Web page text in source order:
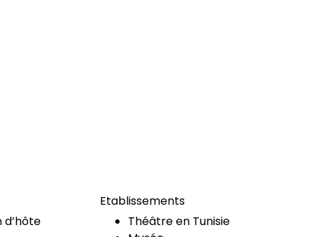
d’hôte
Etablissements
Théâtre en Tunisie